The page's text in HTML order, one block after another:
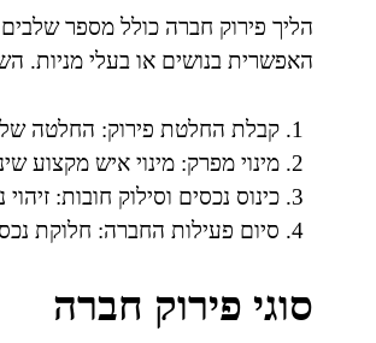
הליך פירוק חברה כולל מספר
האפשרית בנושים או בעלי מניות.
קבלת החלטת פירוק: החלטה של
מינוי מפרק: מינוי איש מקצוע
כינוס נכסים וסילוק חובות:
סיום פעילות החברה: חלוקת
סוגי פירוק חברה